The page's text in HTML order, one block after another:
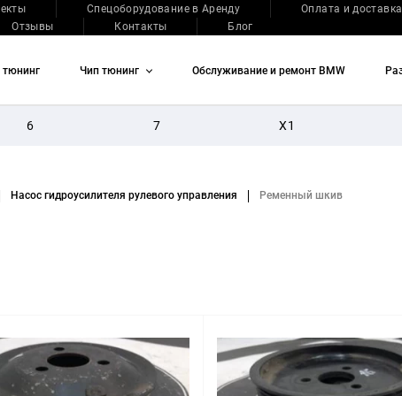
Спецоборудование в Аренду
Оплата и доставка
Отзывы
Контакты Блог
Чип тюнинг Обслуживание и ремонт BMW
6 7 X1
Насос гидроусилителя рулевого управления Ременный шкив